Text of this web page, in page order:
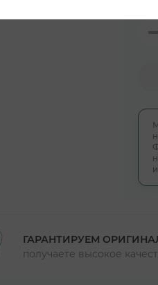
ГАРАНТИРУЕМ
получаете высокое